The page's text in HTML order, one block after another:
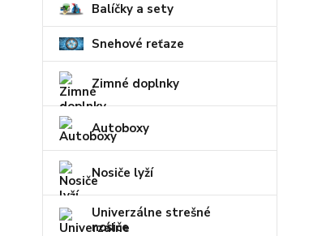
Balíčky a sety
Snehové reťaze
Zimné doplnky
Autoboxy
Nosiče lyží
Univerzálne strešné
nosiče